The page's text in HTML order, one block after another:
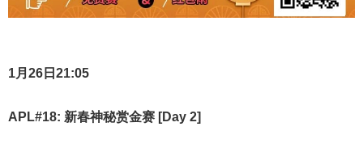
1月26日21:05
APL#18: 新春神秘赏金赛 [Day 2]